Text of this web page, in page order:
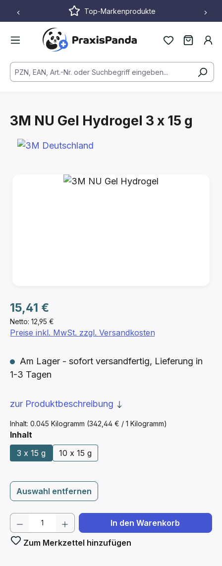
Zum Hauptinhalt springenTop-Markenprodukte
3M NU Gel Hydrogel 3 x 15 g
Bildergalerie überspringen
Netto: 12,95 €
Regulärer Preis:
15,41 €
Inhalt: 0.045 Kilogramm (342,44 € / 1 Kilogramm)
Preise inkl. MwSt. zzgl. Versandkosten
Am Lager - sofort versandfertig, Lieferung in
1-3 Tagen
zur Produktbeschreibung
Inhalt
3 x 15 g
10 x 15 g
Auswahl entfernen
Produkt Anzahl: Gib den gewünschten
In den Warenkorb
Zum Merkzettel hinzufügen